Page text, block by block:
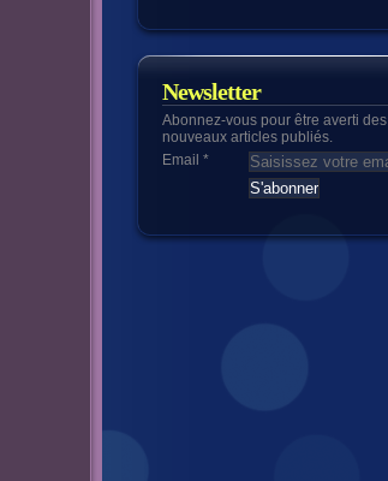
Newsletter
Abonnez-vous pour être averti des
nouveaux articles publiés.
Email